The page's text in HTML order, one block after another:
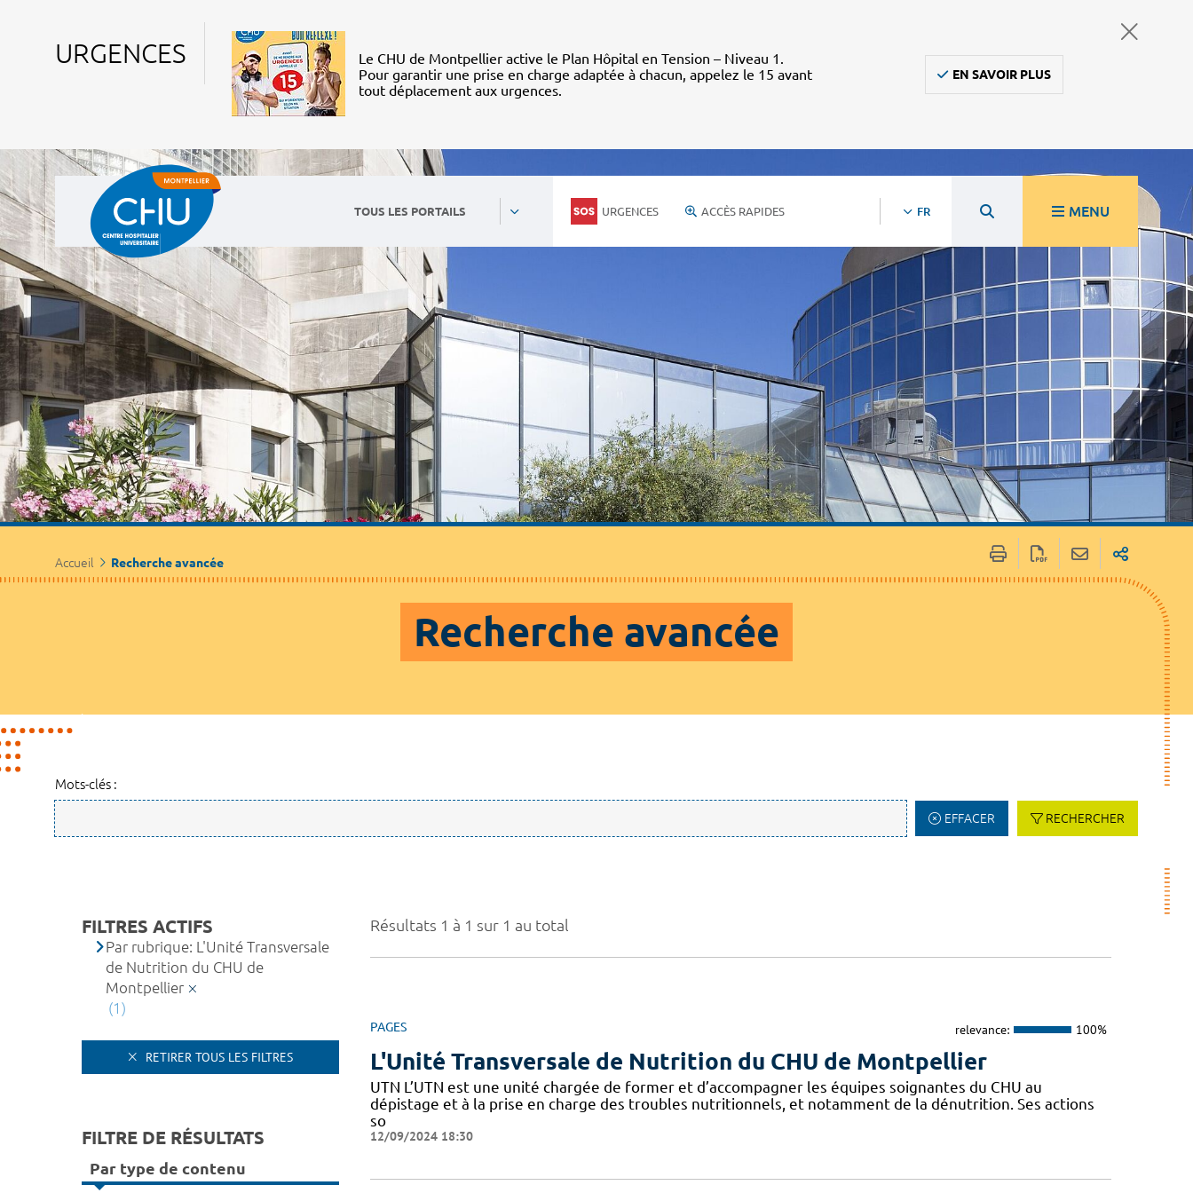
URGENCES
Le CHU de Montpellier active le Plan Hôpital en Tension – Niveau 1.
Pour garantir une prise en charge adaptée à chacun, appelez le 15 avant
tout déplacement aux urgences.
EN SAVOIR PLUS
TOUS LES PORTAILS URGENCES ACCÈS RAPIDES FR MENU
Accueil Recherche avancée
Recherche avancée
Mots-clés :
EFFACER RECHERCHER
Résultats 1 à 1 sur 1 au total
PAGES relevance: 100%
L'Unité Transversale de Nutrition du CHU de Montpellier
UTN L’UTN est une unité chargée de former et d’accompagner les équipes soignantes du CHU au
dépistage et à la prise en charge des troubles nutritionnels, et notamment de la dénutrition. Ses actions
so
12/09/2024 18:30
FILTRES ACTIFS
Par rubrique: L'Unité Transversale
de Nutrition du CHU de
Montpellier
(1)
RETIRER TOUS LES FILTRES
FILTRE DE RÉSULTATS
Par type de contenu